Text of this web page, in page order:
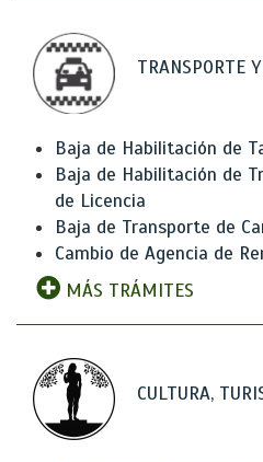
TRANSPORTE
Baja de Habilitación de
Baja de Habilitación de
de Licencia
Baja de Transporte de
Cambio de Agencia de
MÁS TRÁMITES
CULTURA,